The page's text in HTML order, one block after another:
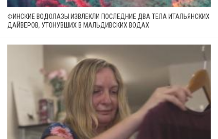
ФИНСКИЕ ВОДОЛАЗЫ ИЗВЛЕКЛИ ПОСЛЕДНИЕ ДВА ТЕЛА ИТАЛЬЯНСКИХ
ДАЙВЕРОВ, УТОНУВШИХ В МАЛЬДИВСКИХ ВОДАХ